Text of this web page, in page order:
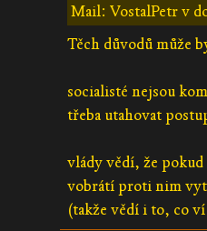
Mail: VostalPetr v
Těch důvodů může
socialisté nejsou
třeba utahovat
vlády vědí, že
vobrátí proti nim
(takže vědí i to, co